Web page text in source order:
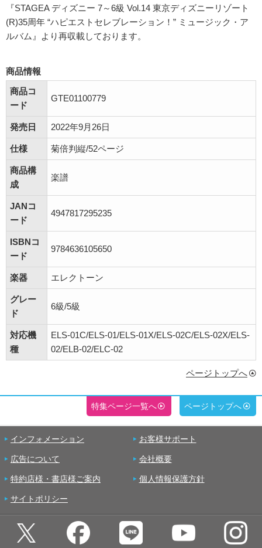
『STAGEA ディズニー 7～6級 Vol.14 東京ディズニーリゾート
(R)35周年 “ハピエストセレブレーション！” ミュージック・ア
ルバム』より再収載しております。
商品情報
商品コ
ード
GTE01100779
発売日 2022年9月26日
仕様 菊倍判縦/52ページ
商品構
成
楽譜
JANコ
ード
4947817295235
ISBNコ
ード
9784636105650
楽器 エレクトーン
グレー
ド
6級/5級
対応機
種
ELS-01C/ELS-01/ELS-01X/ELS-02C/ELS-02X/ELS-
02/ELB-02/ELC-02
ページトップへ
特集ページ一覧へ ページトップへ
インフォメーション お客様サポート
広告について 会社概要
特約店様・書店様ご案内 個人情報保護方針
サイトポリシー